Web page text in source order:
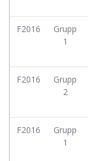
F2016
Grupp
1
F2016
Grupp
2
F2016
Grupp
1